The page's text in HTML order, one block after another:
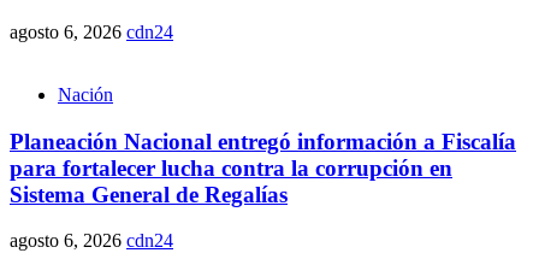
agosto 6, 2026 cdn24
Nación
Planeación Nacional entregó información a Fiscalía
para fortalecer lucha contra la corrupción en
Sistema General de Regalías
agosto 6, 2026 cdn24